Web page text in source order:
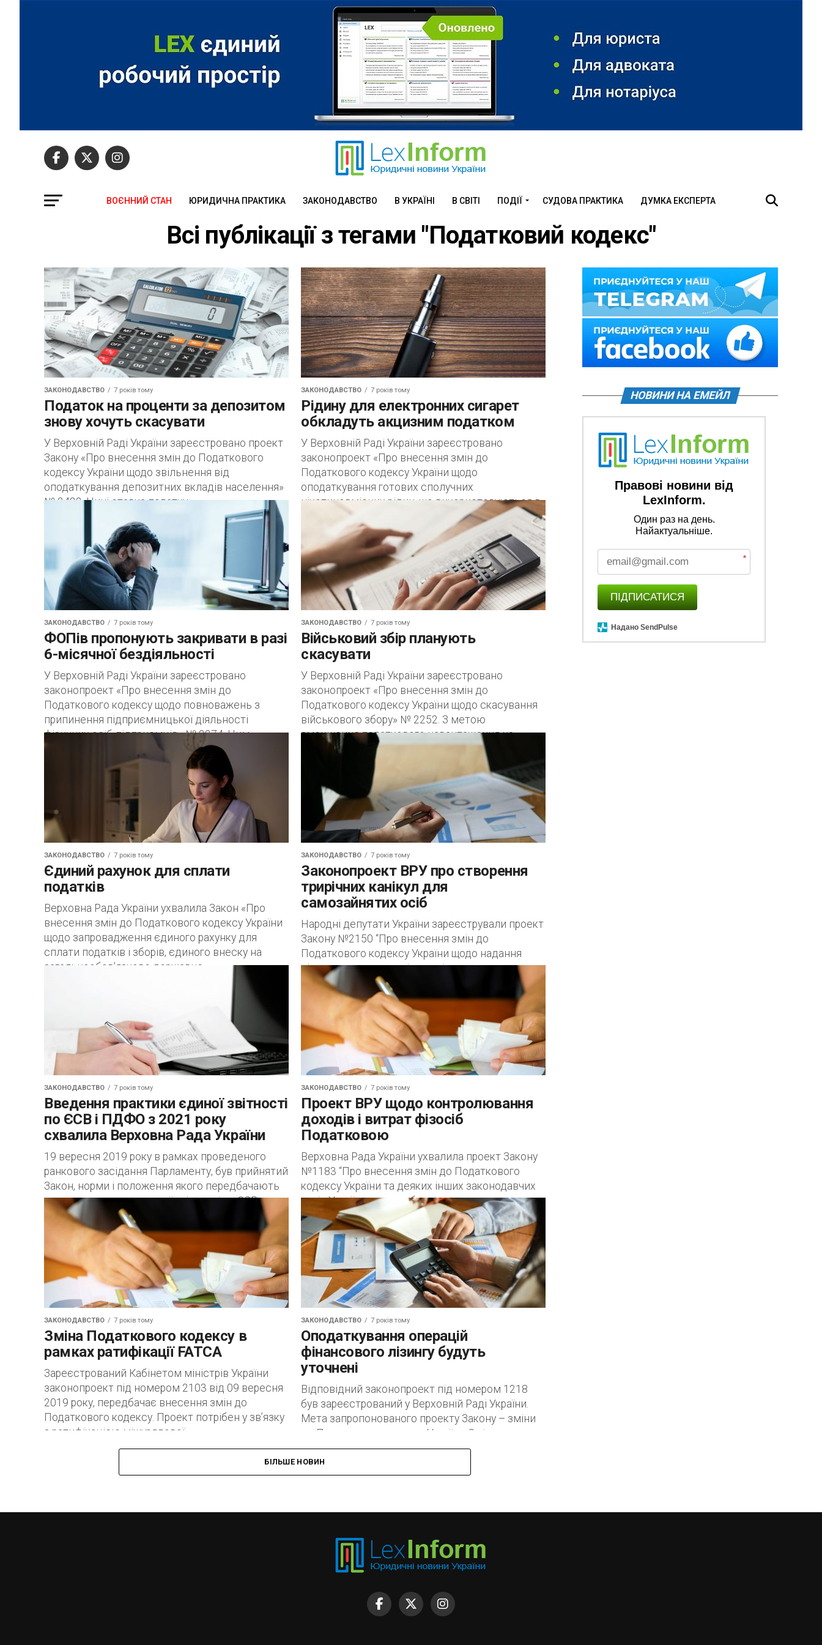
ВОЄННИЙ СТАН ЮРИДИЧНА ПРАКТИКА ЗАКОНОДАВСТВО В УКРАЇНІ В СВІТІ ПОДІЇ СУДОВА ПРАКТИКА ДУМКА ЕКСПЕРТА
Всі публікації з тегами "Податковий кодекс"
ЗАКОНОДАВСТВО 7 років тому
Податок на проценти за депозитом
знову хочуть скасувати
У Верховній Раді України зареєстровано проект
Закону «Про внесення змін до Податкового
кодексу України щодо звільнення від
оподаткування депозитних вкладів населення»
№ 2422. Нині ставка податку...
ЗАКОНОДАВСТВО 7 років тому
Рідину для електронних сигарет
обкладуть акцизним податком
У Верховній Раді України зареєстровано
законопроект «Про внесення змін до
Податкового кодексу України щодо
оподаткування готових сполучних
нікотиновмісних рідин, що використовуються в
електронних сигаретах» № 2295....
ЗАКОНОДАВСТВО 7 років тому
ФОПів пропонують закривати в разі
6-місячної бездіяльності
У Верховній Раді України зареєстровано
законопроект «Про внесення змін до
Податкового кодексу щодо повноважень з
припинення підприємницької діяльності
фізичних осіб-підприємців» № 2274. Цим
законопроектом, з метою...
ЗАКОНОДАВСТВО 7 років тому
Військовий збір планують
скасувати
У Верховній Раді України зареєстровано
законопроект «Про внесення змін до
Податкового кодексу України щодо скасування
військового збору» № 2252. З метою
зменшення податкового навантаження на
ЗАКОНОДАВСТВО 7 років тому
Єдиний рахунок для сплати
податків
Верховна Рада України ухвалила Закон «Про
внесення змін до Податкового кодексу України
щодо запровадження єдиного рахунку для
сплати податків і зборів, єдиного внеску на
загальнообов’язкове державне...
ЗАКОНОДАВСТВО 7 років тому
Законопроект ВРУ про створення
трирічних канікул для
самозайнятих осіб
Народні депутати України зареєстрували проект
Закону №2150 “Про внесення змін до
Податкового кодексу України щодо надання
пільг в оподаткуванні доходів, отриманих
самозайнятими особами у сфері послуг”....
ЗАКОНОДАВСТВО 7 років тому
Введення практики єдиної звітності
по ЄСВ і ПДФО з 2021 року
схвалила Верховна Рада України
19 вересня 2019 року в рамках проведеного
ранкового засідання Парламенту, був прийнятий
Закон, норми і положення якого передбачають
введення порядку єдиної звітності по ЄСВ та
ПДФО...
ЗАКОНОДАВСТВО 7 років тому
Проект ВРУ щодо контролювання
доходів і витрат фізосіб
Податковою
Верховна Рада України ухвалила проект Закону
№1183 “Про внесення змін до Податкового
кодексу України та деяких інших законодавчих
актів України щодо добровільного одноразового
декларування активів фізичних...
ЗАКОНОДАВСТВО 7 років тому
Зміна Податкового кодексу в
рамках ратифікації FATCA
Зареєстрований Кабінетом міністрів України
законопроект під номером 2103 від 09 вересня
2019 року, передбачає внесення змін до
Податкового кодексу. Проект потрібен у зв’язку
з ратифікацією міжурядової...
ЗАКОНОДАВСТВО 7 років тому
Оподаткування операцій
фінансового лізингу будуть
уточнені
Відповідний законопроект під номером 1218
був зареєстрований у Верховній Раді України.
Мета запропонованого проекту Закону – зміни
до Податкового кодексу України. Зміни
уточнюючого характеру, стосуються
оподаткування...
БІЛЬШЕ НОВИН
НОВИНИ НА ЕМЕЙЛ
Правові новини від
LexInform.
Один раз на день.
Найактуальніше.
*
ПІДПИСАТИСЯ
Надано SendPulse